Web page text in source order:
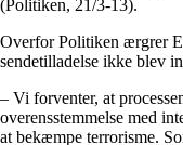
(Politiken, 21/3-13).
Overfor Politiken ærgrer
sendetilladelse ikke blev
– Vi forventer, at
overensstemmelse med
at bekæmpe terrorisme.